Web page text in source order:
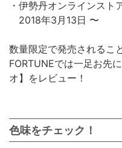
・伊勢丹オンラインスト
2018年3月13日 〜
数量限定で発売されるこ
FORTUNEでは一足お先
オ】をレビュー！
色味をチェック！